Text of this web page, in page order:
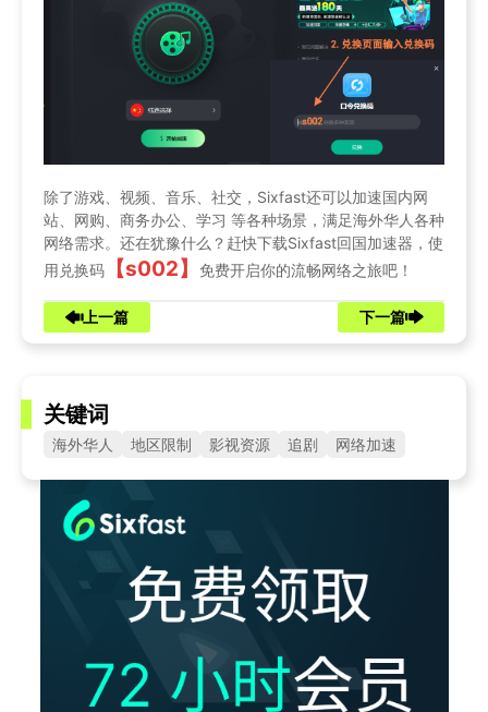
除了游戏、视频、音乐、社交，Sixfast还可以加速国内网
站、网购、商务办公、学习 等各种场景，满足海外华人各种
网络需求。还在犹豫什么？赶快下载Sixfast回国加速器，使
用兑换码
【s002】 免费开启你的流畅网络之旅吧！
上一篇 下一篇
关键词
海外华人 地区限制 影视资源 追剧 网络加速